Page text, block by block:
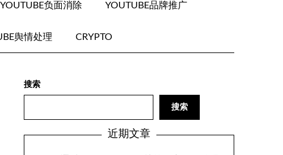
YOUTUBE负面消除 YOUTUBE品牌推广
舆情处理 CRYPTO
搜索
搜索
近期文章